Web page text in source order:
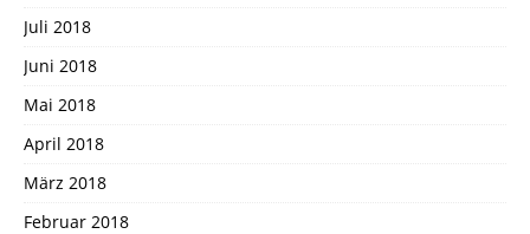
Juli 2018
Juni 2018
Mai 2018
April 2018
März 2018
Februar 2018